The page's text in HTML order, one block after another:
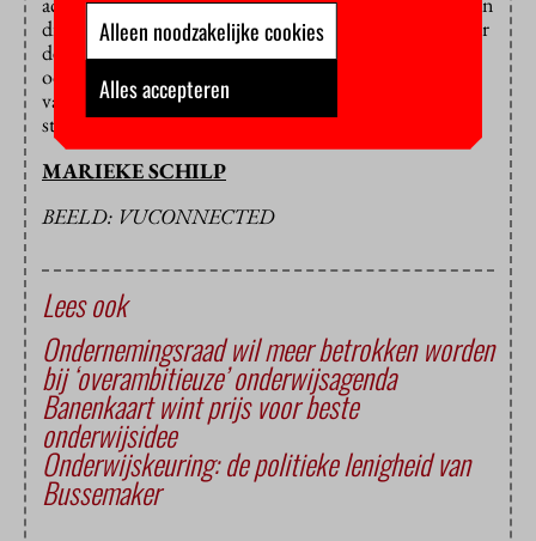
discussie. De betrokkenheid van medewerkers (…) over
de koers die de VU vaart is een groot goed. Zo wordt
ook het gesprek met de medezeggenschap, met
vakbonden en met de universitaire studentenraad
steeds gevoerd.”
MARIEKE SCHILP
BEELD: VUCONNECTED
Lees ook
Ondernemingsraad wil meer betrokken worden
bij ‘overambitieuze’ onderwijsagenda
Banenkaart wint prijs voor beste
onderwijsidee
Onderwijskeuring: de politieke lenigheid van
Bussemaker
Alleen noodzakelijke cookies
Alles accepteren